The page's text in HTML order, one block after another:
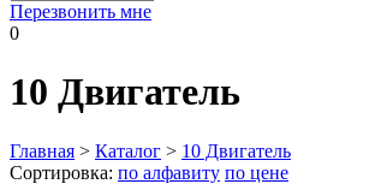
Перезвонить мне
0
10 Двигатель
Главная > Каталог > 10 Двигатель
Сортировка: по алфавиту по цене